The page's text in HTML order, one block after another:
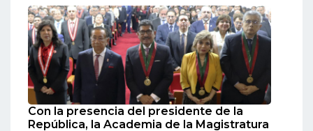
Con la presencia del presidente de la
República, la Academia de la Magistratura